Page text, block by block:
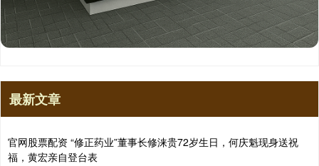
最新文章
官网股票配资 “修正药业”董事长修涞贵72岁生日，何庆魁现身送祝
福，黄宏亲自登台表